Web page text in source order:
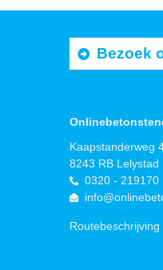
Bezoek
Kaapstanderweg
8243 RB Lelystad
0320 - 219170
Routebeschrijving